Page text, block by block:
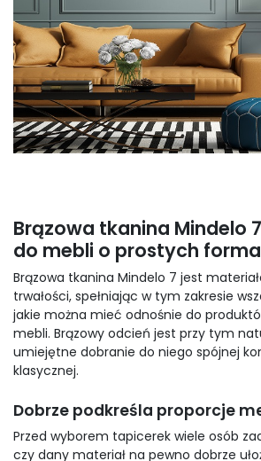
Brązowa tkanina Mindelo
do mebli o prostych
Brązowa tkanina Mindelo 7 jest
trwałości, spełniając w tym zakresie
jakie można mieć odnośnie do
mebli. Brązowy odcień jest przy tym
umiejętne dobranie do niego spójnej
klasycznej.
Dobrze podkreśla proporcje
Przed wyborem tapicerek wiele osób
czy dany materiał na pewno dobrze